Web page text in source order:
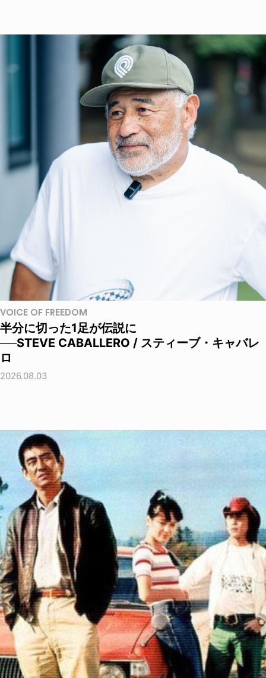
VOICE OF FREEDOM
半分に切った1足が伝説に
──STEVE CABALLERO / スティーブ・キャバレ
ロ
2026.08.03